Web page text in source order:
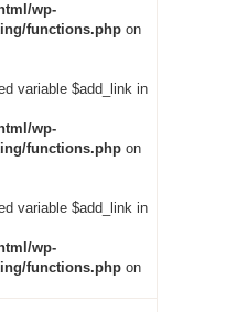
wp-
functions.phpon
variable $add_link in
wp-
functions.phpon
variable $add_link in
wp-
functions.phpon